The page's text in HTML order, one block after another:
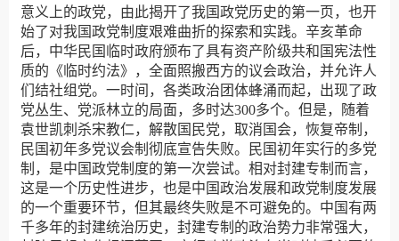
意义上的政党，由此揭开了我国政党历史的第一页，也开
始了对我国政党制度艰难曲折的探索和实践。辛亥革命
后，中华民国临时政府颁布了具有资产阶级共和国宪法性
质的《临时约法》，全面照搬西方的议会政治，并允许人
们结社组党。一时间，各类政治团体蜂涌而起，出现了政
党丛生、党派林立的局面，多时达300多个。但是，随着
袁世凯刺杀宋教仁，解散国民党，取消国会，恢复帝制，
民国初年多党议会制彻底宣告失败。民国初年实行的多党
制，是中国政党制度的第一次尝试。相对封建专制而言，
这是一个历史性进步，也是中国政治发展和政党制度发展
的一个重要环节，但其最终失败是不可避免的。中国有两
千多年的封建统治历史，封建专制的政治势力非常强大，